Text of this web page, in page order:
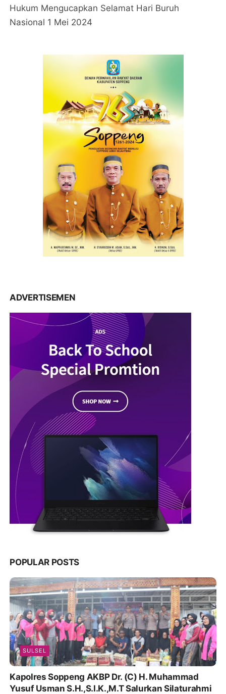
Hukum Mengucapkan Selamat Hari Buruh
Nasional 1 Mei 2024
ADVERTISEMEN
POPULAR POSTS
SULSEL
Kapolres Soppeng AKBP Dr. (C) H. Muhammad
Yusuf Usman S.H.,S.I.K.,M.T Salurkan Silaturahmi